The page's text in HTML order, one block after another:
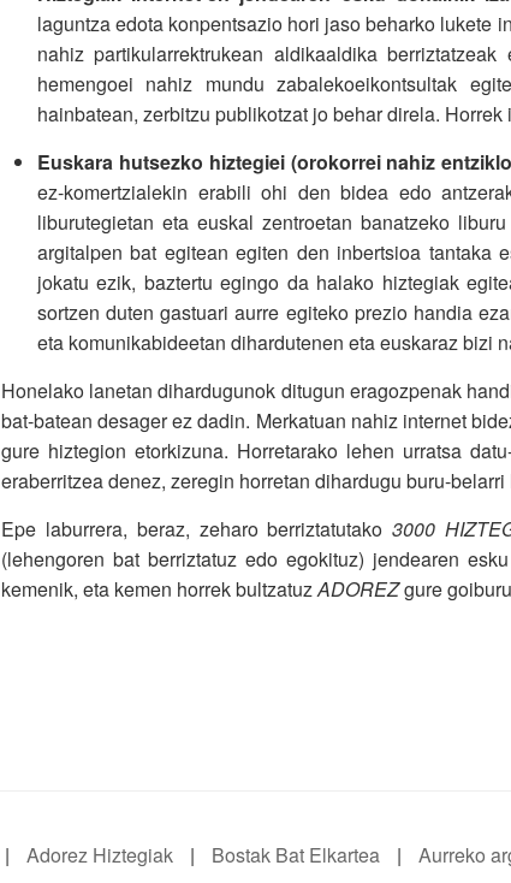
laguntza edota konpentsazio hori jaso beharko lukete
nahiz partikularrektrukean aldikaaldika
hemengoei nahiz mundu zabalekoeikontsultak
hainbatean, zerbitzu publikotzat jo behar direla.
Euskara hutsezko hiztegiei (orokorrei nahiz
ez-komertzialekin erabili ohi den bidea edo
liburutegietan eta euskal zentroetan banatzeko
argitalpen bat egitean egiten den inbertsioa tantaka
jokatu ezik, baztertu egingo da halako hiztegiak
sortzen duten gastuari aurre egiteko prezio handia
eta komunikabideetan dihardutenen eta euskaraz bizi
Honelako lanetan dihardugunok ditugun eragozpenak
bat-batean desager ez dadin. Merkatuan nahiz internet
gure hiztegion etorkizuna. Horretarako lehen urratsa
eraberritzea denez, zeregin horretan dihardugu buru-belarri
Epe laburrera, beraz, zeharo berriztatutako3000
(lehengoren bat berriztatuz edo egokituz) jendearen
kemenik, eta kemen horrek bultzatuzADOREZgure
| Adorez Hiztegiak | Bostak Bat Elkartea | Aurreko